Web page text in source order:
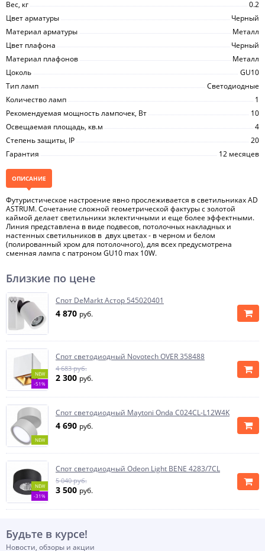
Вес, кг
0.2
Цвет арматуры
Черный
Материал арматуры
Металл
Цвет плафона
Черный
Материал плафонов
Металл
Цоколь
GU10
Тип ламп
Светодиодные
Количество ламп
1
Рекомендуемая мощность лампочек, Вт
10
Освещаемая площадь, кв.м
4
Степень защиты, IP
20
Гарантия
12 месяцев
ОПИСАНИЕ
Футуристическое настроение явно прослеживается в светильниках AD
ASTRUM. Сочетание сложной геометрической фактуры с золотой
каймой делает светильники эклектичными и еще более эффектными.
Линия представлена в виде подвесов, потолочных накладных и
настенных светильников в двух цветах - в черном и белом
(полированный хром для потолочного), для всех предусмотрена
сменная лампа с патроном GU10 max 10W.
Близкие по цене
Спот DeMarkt Астор 545020401
4 870 руб.
NEW
-51%
Спот светодиодный Novotech OVER 358488
4 683 руб.
2 300 руб.
NEW
Спот светодиодный Maytoni Onda C024CL-L12W4K
4 690 руб.
NEW
-31%
Спот светодиодный Odeon Light BENE 4283/7CL
5 040 руб.
3 500 руб.
Будьте в курсе!
Новости, обзоры и акции